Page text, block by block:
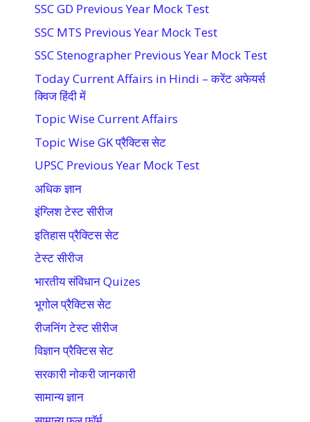
SSC GD Previous Year Mock Test
SSC MTS Previous Year Mock Test
SSC Stenographer Previous Year Mock Test
Today Current Affairs in Hindi – करेंट अफेयर्स
क्विज हिंदी में
Topic Wise Current Affairs
Topic Wise GK प्रैक्टिस सेट
UPSC Previous Year Mock Test
अधिक ज्ञान
इंग्लिश टेस्ट सीरीज
इतिहास प्रैक्टिस सेट
टेस्ट सीरीज
भारतीय संविधान Quizes
भूगोल प्रैक्टिस सेट
रीजनिंग टेस्ट सीरीज
विज्ञान प्रैक्टिस सेट
सरकारी नोकरी जानकारी
सामान्य ज्ञान